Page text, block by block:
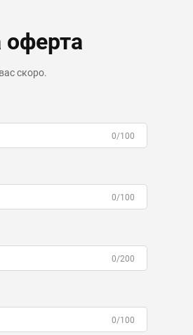
оферта
скоро.
0/100
0/100
0/200
0/100